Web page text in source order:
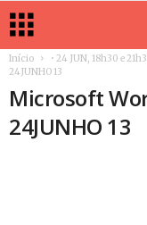
Início • 24 JUN, 18h30 e
24JUNHO 13
Microsoft
24JUNHO 13